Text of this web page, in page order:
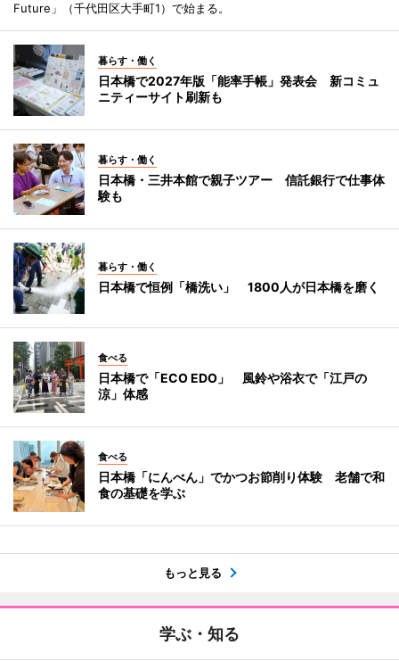
Future」（千代田区大手町1）で始まる。
暮らす・働く
日本橋で2027年版「能率手帳」発表会 新コミュ
ニティーサイト刷新も
暮らす・働く
日本橋・三井本館で親子ツアー 信託銀行で仕事体
験も
暮らす・働く
日本橋で恒例「橋洗い」 1800人が日本橋を磨く
食べる
日本橋で「ECO EDO」 風鈴や浴衣で「江戸の
涼」体感
食べる
日本橋「にんべん」でかつお節削り体験 老舗で和
食の基礎を学ぶ
もっと見る
学ぶ・知る